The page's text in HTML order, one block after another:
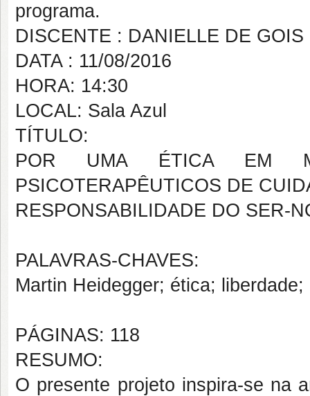
programa.
DISCENTE : DANIELLE DE GOIS
DATA : 11/08/2016
HORA: 14:30
LOCAL: Sala Azul
TÍTULO:
POR UMA ÉTICA EM
PSICOTERAPÊUTICOS DE
RESPONSABILIDADE DO SER-
PALAVRAS-CHAVES:
Martin Heidegger; ética;
PÁGINAS: 118
RESUMO:
O presente projeto inspira-se na